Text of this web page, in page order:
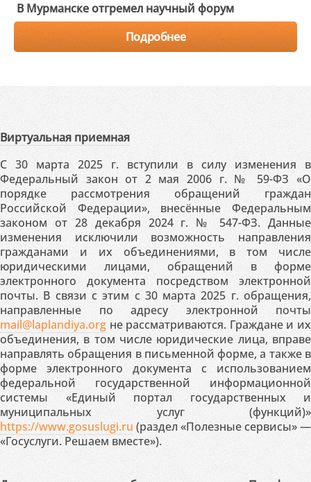
В Мурманске отгремел научный форум
Подробнее
Виртуальная приемная
С 30 марта 2025 г. вступили в силу изменения в
Федеральный закон от 2 мая 2006 г. № 59-ФЗ «О
порядке рассмотрения обращений граждан
Российской Федерации», внесённые Федеральным
законом от 28 декабря 2024 г. № 547-ФЗ. Данные
изменения исключили возможность направления
гражданами и их объединениями, в том числе
юридическими лицами, обращений в форме
электронного документа посредством электронной
почты. В связи с этим с 30 марта 2025 г. обращения,
направленные по адресу электронной почты
mail@laplandiya.org не рассматриваются. Граждане и их
объединения, в том числе юридические лица, вправе
направлять обращения в письменной форме, а также в
форме электронного документа с использованием
федеральной государственной информационной
системы «Единый портал государственных и
муниципальных услуг (функций)»
https://www.gosuslugi.ru (раздел «Полезные сервисы» —
«Госуслуги. Решаем вместе»).